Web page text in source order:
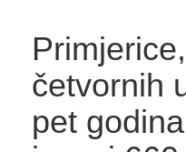
četvornih
pet